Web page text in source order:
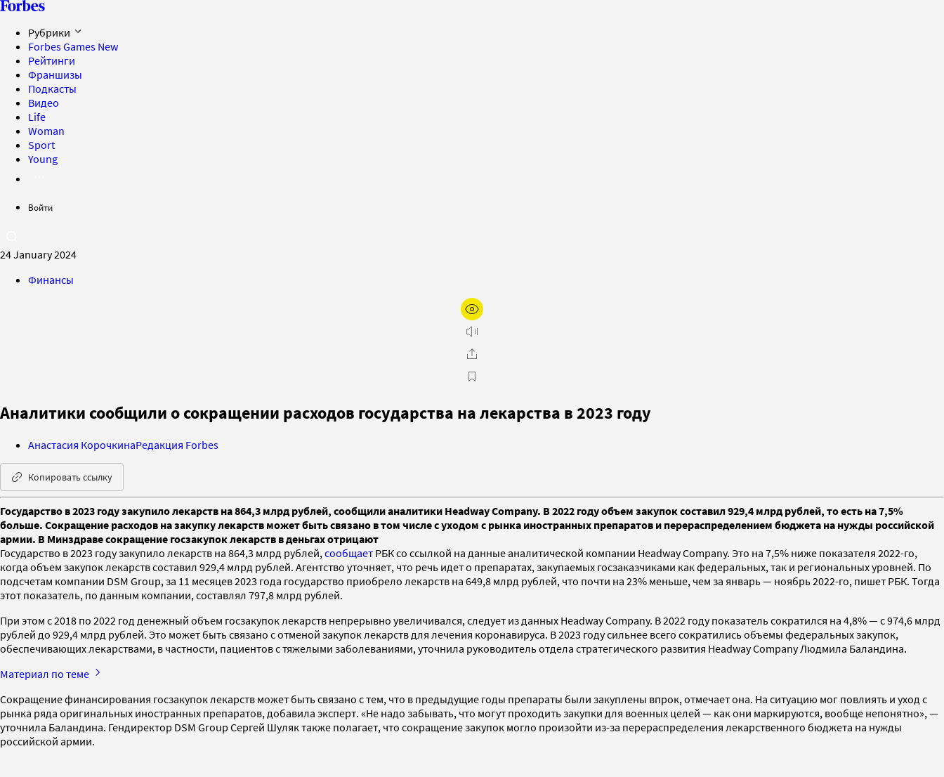
Рубрики
Forbes Games New
Рейтинги
Франшизы
Подкасты
Видео
Life
Woman
Sport
Young
Войти
24 January 2024
Финансы
Аналитики сообщили о сокращении расходов государства на лекарства в 2023 году
Анастасия КорочкинаРедакция Forbes
Копировать ссылку
Государство в 2023 году закупило лекарств на 864,3 млрд рублей, сообщили аналитики Headway Company. В 2022 году объем закупок составил 929,4 млрд рублей, то есть на 7,5%
больше. Сокращение расходов на закупку лекарств может быть связано в том числе с уходом с рынка иностранных препаратов и перераспределением бюджета на нужды российской
армии. В Минздраве сокращение госзакупок лекарств в деньгах отрицают
Государство в 2023 году закупило лекарств на 864,3 млрд рублей, сообщает РБК со ссылкой на данные аналитической компании Headway Company. Это на 7,5% ниже показателя 2022-го,
когда объем закупок лекарств составил 929,4 млрд рублей. Агентство уточняет, что речь идет о препаратах, закупаемых госзаказчиками как федеральных, так и региональных уровней. По
подсчетам компании DSM Group, за 11 месяцев 2023 года государство приобрело лекарств на 649,8 млрд рублей, что почти на 23% меньше, чем за январь — ноябрь 2022-го, пишет РБК. Тогда
этот показатель, по данным компании, составлял 797,8 млрд рублей.
При этом с 2018 по 2022 год денежный объем госзакупок лекарств непрерывно увеличивался, следует из данных Headway Company. В 2022 году показатель сократился на 4,8% — с 974,6 млрд
рублей до 929,4 млрд рублей. Это может быть связано с отменой закупок лекарств для лечения коронавируса. В 2023 году сильнее всего сократились объемы федеральных закупок,
обеспечивающих лекарствами, в частности, пациентов с тяжелыми заболеваниями, уточнила руководитель отдела стратегического развития Headway Company Людмила Баландина.
Материал по теме
Сокращение финансирования госзакупок лекарств может быть связано с тем, что в предыдущие годы препараты были закуплены впрок, отмечает она. На ситуацию мог повлиять и уход с
рынка ряда оригинальных иностранных препаратов, добавила эксперт. «Не надо забывать, что могут проходить закупки для военных целей — как они маркируются, вообще непонятно», —
уточнила Баландина. Гендиректор DSM Group Сергей Шуляк также полагает, что сокращение закупок могло произойти из-за перераспределения лекарственного бюджета на нужды
российской армии.